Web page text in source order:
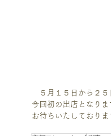
５月１５日から２５
今回初の出店となり
お待ちいたしておりま